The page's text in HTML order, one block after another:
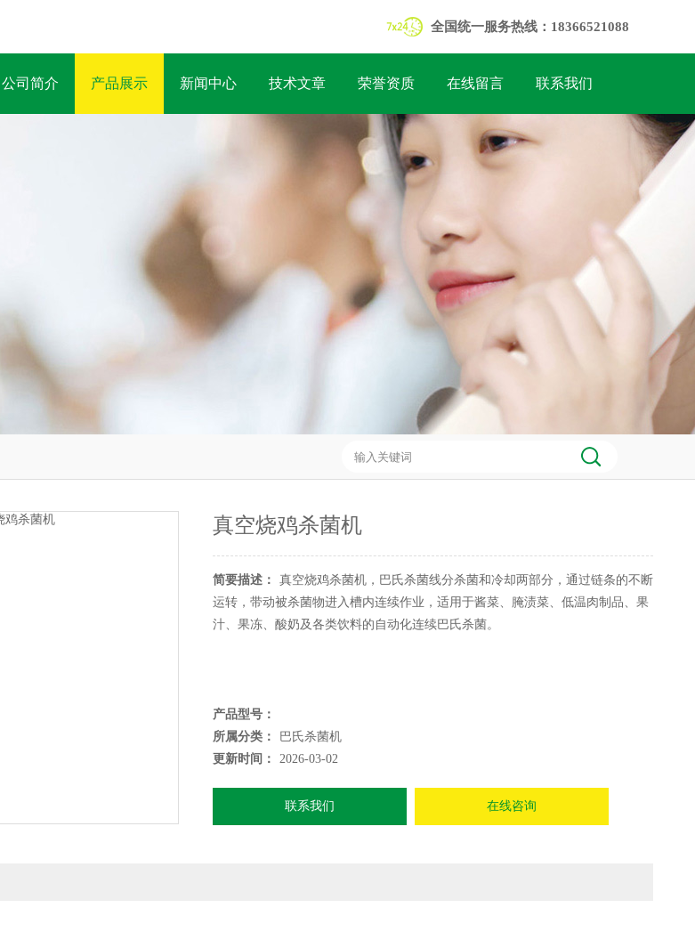
全国统一服务热线：18366521088
公司简介 产品展示 新闻中心 技术文章 荣誉资质 在线留言 联系我们
真空烧鸡杀菌机
简要描述：
真空烧鸡杀菌机，巴氏杀菌线分杀菌和冷却两部分，通过链条的不断
运转，带动被杀菌物进入槽内连续作业，适用于酱菜、腌渍菜、低温肉制品、果
汁、果冻、酸奶及各类饮料的自动化连续巴氏杀菌。
产品型号：
所属分类：
巴氏杀菌机
更新时间：
2026-03-02
联系我们 在线咨询